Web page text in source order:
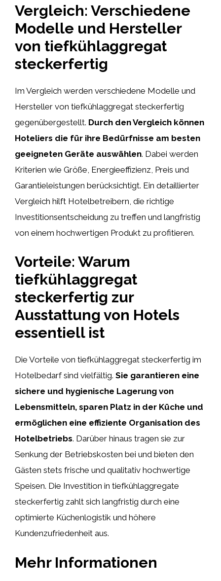
Vergleich: Verschiedene
Modelle und Hersteller
von tiefkühlaggregat
steckerfertig
Im Vergleich werden verschiedene Modelle und
Hersteller von tiefkühlaggregat steckerfertig
gegenübergestellt. Durch den Vergleich können
Hoteliers die für ihre Bedürfnisse am besten
geeigneten Geräte auswählen. Dabei werden
Kriterien wie Größe, Energieeffizienz, Preis und
Garantieleistungen berücksichtigt. Ein detaillierter
Vergleich hilft Hotelbetreibern, die richtige
Investitionsentscheidung zu treffen und langfristig
von einem hochwertigen Produkt zu profitieren.
Vorteile: Warum
tiefkühlaggregat
steckerfertig zur
Ausstattung von Hotels
essentiell ist
Die Vorteile von tiefkühlaggregat steckerfertig im
Hotelbedarf sind vielfältig. Sie garantieren eine
sichere und hygienische Lagerung von
Lebensmitteln, sparen Platz in der Küche und
ermöglichen eine effiziente Organisation des
Hotelbetriebs. Darüber hinaus tragen sie zur
Senkung der Betriebskosten bei und bieten den
Gästen stets frische und qualitativ hochwertige
Speisen. Die Investition in tiefkühlaggregate
steckerfertig zahlt sich langfristig durch eine
optimierte Küchenlogistik und höhere
Kundenzufriedenheit aus.
Mehr Informationen